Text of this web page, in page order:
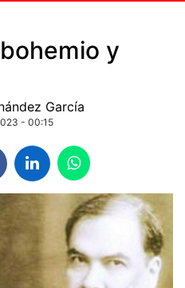
y
García
- 00:15